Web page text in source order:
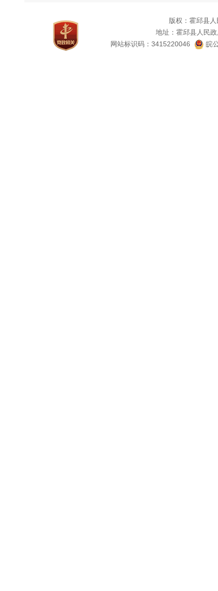
条，
版权：霍邱县
地址：霍邱县人民
网站标识码：3415220046
皖